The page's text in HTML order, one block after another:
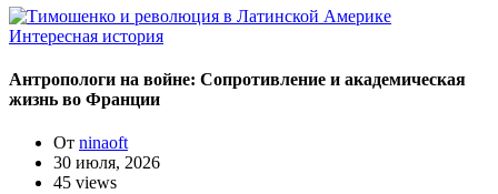
Интересная история
Антропологи на войне: Сопротивление и академическая
жизнь во Франции
От ninaoft
30 июля, 2026
45 views